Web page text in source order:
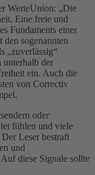
WerteUnion: „Die
Eine freie und
Fundaments einer
sogenannten
„zuverlässig“
unterhalb der
ein. Auch die
von Correctiv
oder
fühlen und viele
Leser bestraft
und
diese Signale sollte